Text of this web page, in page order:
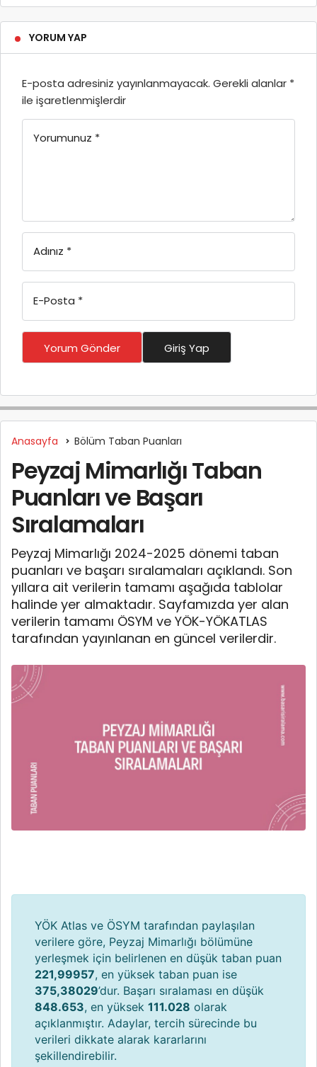
YORUM YAP
E-posta adresiniz yayınlanmayacak. Gerekli alanlar *
ile işaretlenmişlerdir
Yorumunuz *
Adınız *
E-Posta *
Yorum Gönder Giriş Yap
Anasayfa Bölüm Taban Puanları
Peyzaj Mimarlığı Taban
Puanları ve Başarı
Sıralamaları
Peyzaj Mimarlığı 2024-2025 dönemi taban
puanları ve başarı sıralamaları açıklandı. Son
yıllara ait verilerin tamamı aşağıda tablolar
halinde yer almaktadır. Sayfamızda yer alan
verilerin tamamı ÖSYM ve YÖK-YÖKATLAS
tarafından yayınlanan en güncel verilerdir.
YÖK Atlas ve ÖSYM tarafından paylaşılan
verilere göre, Peyzaj Mimarlığı bölümüne
yerleşmek için belirlenen en düşük taban puan
221,99957, en yüksek taban puan ise
375,38029’dur. Başarı sıralaması en düşük
848.653, en yüksek 111.028 olarak
açıklanmıştır. Adaylar, tercih sürecinde bu
verileri dikkate alarak kararlarını
şekillendirebilir.